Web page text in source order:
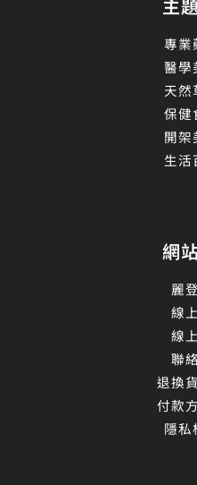
主
專業
醫學
天然
保健
開架
生活
網
麗
線
線
聯
退換
付款
隱私